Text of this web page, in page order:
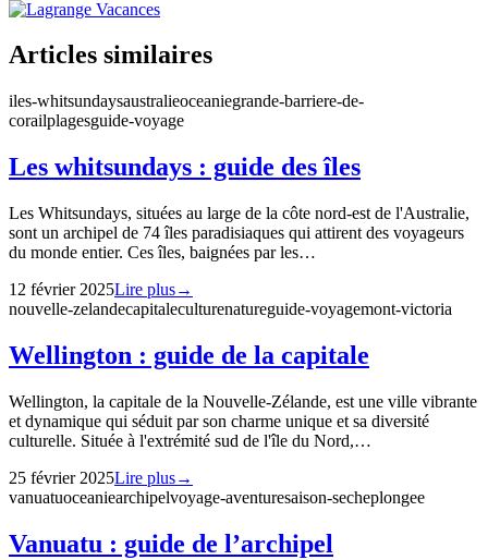
Articles similaires
iles-whitsundaysaustralieoceaniegrande-barriere-de-
corailplagesguide-voyage
Les whitsundays : guide des îles
Les Whitsundays, situées au large de la côte nord-est de l'Australie,
sont un archipel de 74 îles paradisiaques qui attirent des voyageurs
du monde entier. Ces îles, baignées par les…
12 février 2025Lire plus→
nouvelle-zelandecapitaleculturenatureguide-voyagemont-victoria
Wellington : guide de la capitale
Wellington, la capitale de la Nouvelle-Zélande, est une ville vibrante
et dynamique qui séduit par son charme unique et sa diversité
culturelle. Située à l'extrémité sud de l'île du Nord,…
25 février 2025Lire plus→
vanuatuoceaniearchipelvoyage-aventuresaison-secheplongee
Vanuatu : guide de l’archipel